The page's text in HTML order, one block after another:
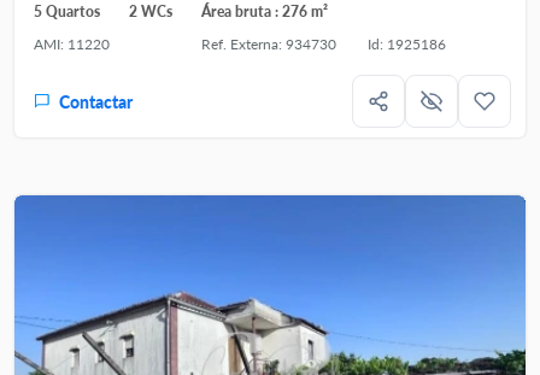
5 Quartos 2 WCs
Área bruta : 276 m²
AMI: 11220
Ref. Externa: 934730 Id: 1925186
Contactar